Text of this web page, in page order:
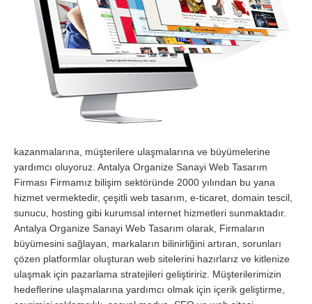
kazanmalarına, müşterilere ulaşmalarına ve büyümelerine
yardımcı oluyoruz. Antalya Organize Sanayi Web Tasarım
Firması Firmamız bilişim sektöründe 2000 yılından bu yana
hizmet vermektedir, çeşitli web tasarım, e-ticaret, domain tescil,
sunucu, hosting gibi kurumsal internet hizmetleri sunmaktadır.
Antalya Organize Sanayi Web Tasarım olarak, Firmaların
büyümesini sağlayan, markaların bilinirliğini artıran, sorunları
çözen platformlar oluşturan web sitelerini hazırlarız ve kitlenize
ulaşmak için pazarlama stratejileri geliştiririz. Müşterilerimizin
hedeflerine ulaşmalarına yardımcı olmak için içerik geliştirme,